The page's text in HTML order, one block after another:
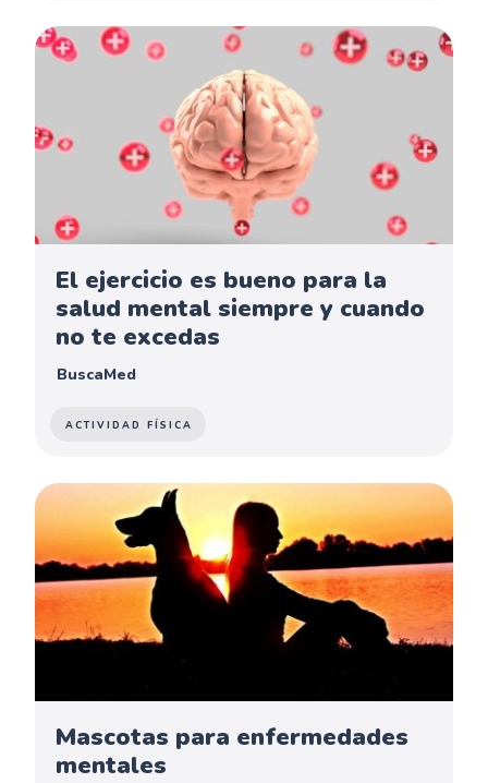
El ejercicio es bueno para la
salud mental siempre y cuando
no te excedas
BuscaMed
ACTIVIDAD FÍSICA
Mascotas para enfermedades
mentales